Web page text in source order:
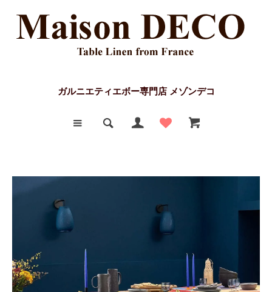
ガルニエティエボー専門店 メゾンデコ